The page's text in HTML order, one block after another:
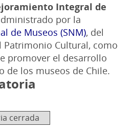
Integral de
por la
de Museos (SNM), del
Patrimonio Cultural, como
promover el desarrollo
de los museos de Chile.
cerrada